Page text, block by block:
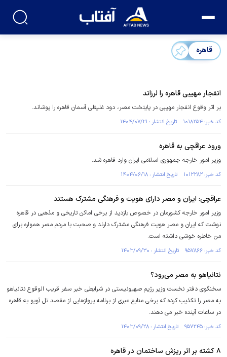
قاهره
انفجار مهیبی قاهره را لرزاند
بر اثر وقوع انفجار مهیبی در پایتخت مصر، دود غلیظی آسمان قاهره را پوشاند.
کد خبر: ۱۰۱۸۲۵۴ تاریخ انتشار : ۱۴۰۴/۰۷/۲۱
ورود عراقچی به قاهره
وزیر امور خارجه جمهوری اسلامی ایران وارد قاهره شد.
کد خبر: ۱۰۱۲۲۸۲ تاریخ انتشار : ۱۴۰۴/۰۶/۱۸
عراقچی: ایران و مصر دارای هویت و فرهنگی مشترک هستند
وزیر امور خارجه کشورمان در خصوص بازدید از برخی اماکن تاریخی و مذهبی در قاهره
نوشت که ایران و مصر هویت فرهنگی مشترک دارند و صحبت با مردم مصر همواره برای
من خاطره خوشی داشته است.
کد خبر: ۹۵۷۸۶۶ تاریخ انتشار : ۱۴۰۳/۰۹/۳۰
نتانیاهو به مصر می‌رود؟
سخنگوی دفتر نخست وزیر رژیم صهیونیستی در شرایطی خبر سفر قریب الوقوع نتانیاهو
به مصر را تکذیب کرده که برخی منابع عبری از برنامه پروازهایی از مقصد تل آویو به قاهره
در ساعات آینده خبر می دهند.
کد خبر: ۹۵۷۲۴۵ تاریخ انتشار : ۱۴۰۳/۰۹/۲۸
۸ کشته بر اثر ریزش ساختمان در قاهره